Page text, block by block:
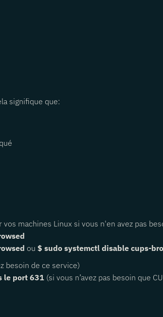
signifique que:
vos machines Linux si vous n'en avez pas
ou $ sudo systemctl disable cups-
besoin de ce service)
le port 631 (si vous n’avez pas besoin que